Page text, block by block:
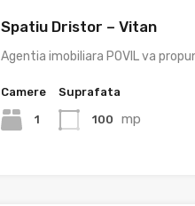
Spatiu Dristor – Vitan
Agentia imobiliara POVIL va
Camere
1
Suprafata
100 mp